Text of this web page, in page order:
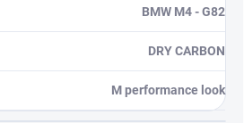
BMW M4 - G82
DRY CARBON
M performance look